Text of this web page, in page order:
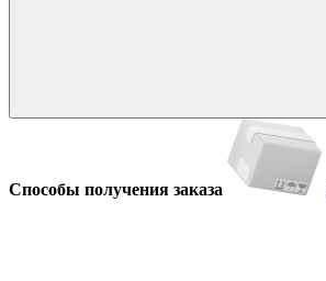
Способы получения заказа